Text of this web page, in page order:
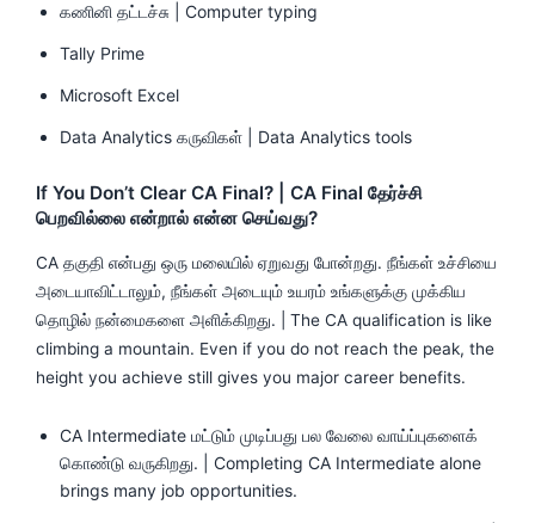
கணினி தட்டச்சு | Computer typing
Tally Prime
Microsoft Excel
Data Analytics கருவிகள் | Data Analytics tools
If You Don’t Clear CA Final? | CA Final தேர்ச்சி
பெறவில்லை என்றால் என்ன செய்வது?
CA தகுதி என்பது ஒரு மலையில் ஏறுவது போன்றது. நீங்கள் உச்சியை
அடையாவிட்டாலும், நீங்கள் அடையும் உயரம் உங்களுக்கு முக்கிய
தொழில் நன்மைகளை அளிக்கிறது. | The CA qualification is like
climbing a mountain. Even if you do not reach the peak, the
height you achieve still gives you major career benefits.
CA Intermediate மட்டும் முடிப்பது பல வேலை வாய்ப்புகளைக்
கொண்டு வருகிறது. | Completing CA Intermediate alone
brings many job opportunities.